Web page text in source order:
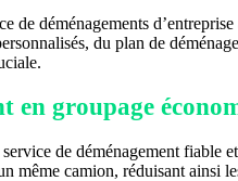
de déménagements
du plan de
en groupage
de déménagement fiable
même camion, réduisant ainsi